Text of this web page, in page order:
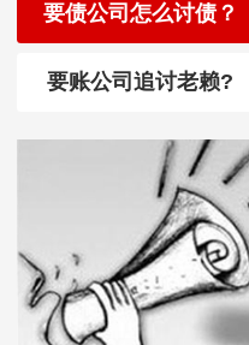
要债公司怎么讨债？
要账公司追讨老赖?